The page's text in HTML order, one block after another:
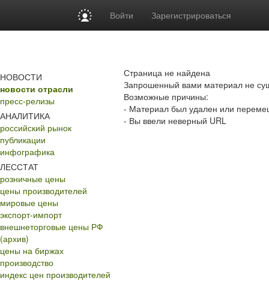
Войти Зарегистрироваться
НОВОСТИ
новости отрасли
пресс-релизы
АНАЛИТИКА
российский рынок
публикации
инфографика
ЛЕССТАТ
розничные цены
цены производителей
мировые цены
экспорт-импорт
внешнеторговые цены РФ
(архив)
цены на биржах
производство
индекс цен производителей
Страница не найдена
Запрошенный вами материал не
Возможные причины:
- Материал был удален или
- Вы ввели неверный URL